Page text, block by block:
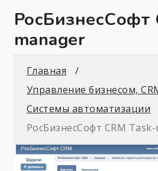
РосБизнесСофт
manager
Главная
Управление бизнесом,
Системы автоматизации
РосБизнесСофт CRM